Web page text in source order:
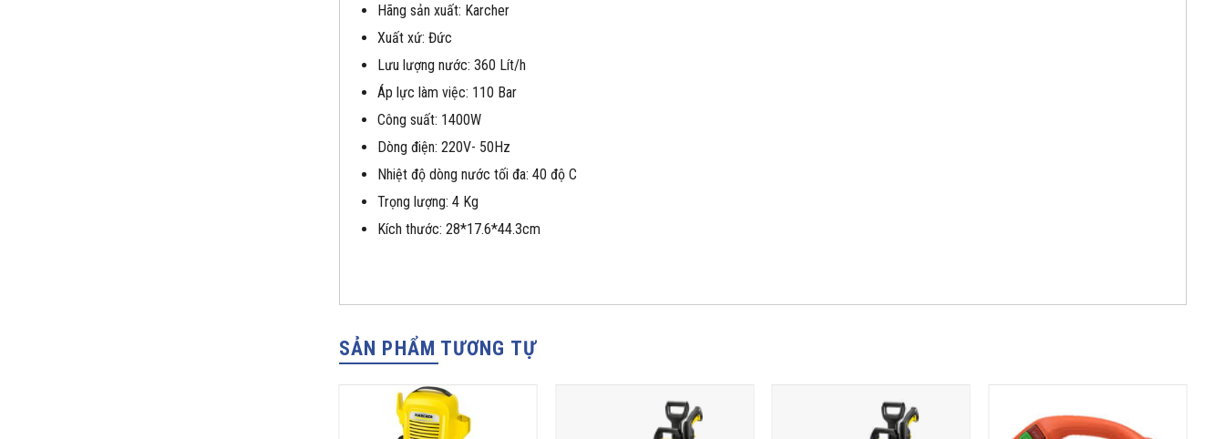
Hãng sản xuất: Karcher
Xuất xứ: Đức
Lưu lượng nước: 360 Lít/h
Áp lực làm việc: 110 Bar
Công suất: 1400W
Dòng điện: 220V- 50Hz
Nhiệt độ dòng nước tối đa: 40 độ C
Trọng lượng: 4 Kg
Kích thước: 28*17.6*44.3cm
SẢN PHẨM TƯƠNG TỰ